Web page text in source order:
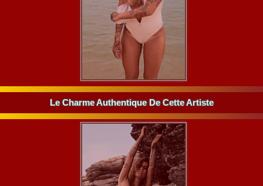
Le Charme Authentique De Cette Artiste